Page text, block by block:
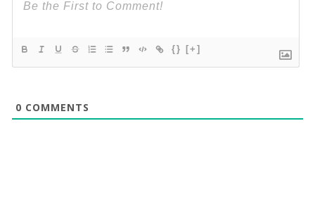
{} [+]
0 COMMENTS